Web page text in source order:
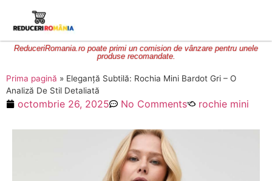
ReduceriRomania.ro poate primi un comision de vânzare pentru unele
produse recomandate.
Prima pagină » Eleganță Subtilă: Rochia Mini Bardot Gri – O
Analiză De Stil Detaliată
octombrie 26, 2025 No Comments rochie mini